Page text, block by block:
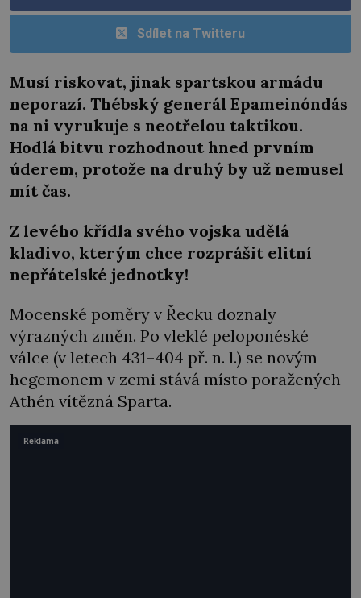
Sdílet na Twitteru
Musí riskovat, jinak spartskou armádu
neporazí. Thébský generál Epameinóndás
na ni vyrukuje s neotřelou taktikou.
Hodlá bitvu rozhodnout hned prvním
úderem, protože na druhý by už nemusel
mít čas.
Z levého křídla svého vojska udělá
kladivo, kterým chce rozprášit elitní
nepřátelské jednotky!
Mocenské poměry v Řecku doznaly
výrazných změn. Po vleklé peloponéské
válce (v letech 431–404 př. n. l.) se novým
hegemonem v zemi stává místo poražených
Athén vítězná Sparta.
Reklama